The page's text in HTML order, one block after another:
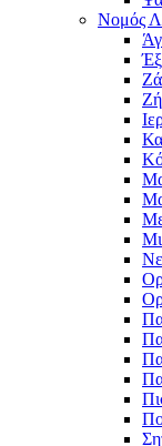
Νομός